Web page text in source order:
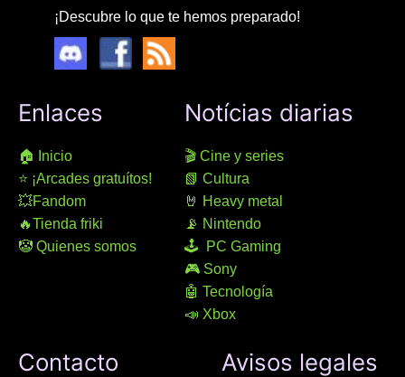
¡Descubre lo que te hemos preparado!
Enlaces
🏠 Inicio
⭐ ¡Arcades gratuítos!
💥Fandom
🔥Tienda friki
🤡 Quienes somos
Notícias diarias
🎬 Cine y series
📗 Cultura
🤘 Heavy metal
📡 Nintendo
🕹 PC Gaming
🎮 Sony
🤖 Tecnología
📣 Xbox
Contacto Avisos legales